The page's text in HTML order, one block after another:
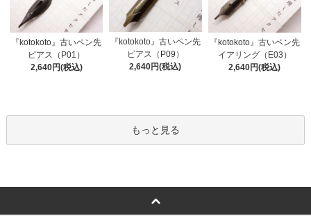
『kotokoto』古いペン先
ピアス（P01）
2,640円(税込)
『kotokoto』古いペン先
ピアス（P09）
2,640円(税込)
『kotokoto』古いペン先
イアリング（E03）
2,640円(税込)
もっと見る